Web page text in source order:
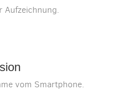
Aufzeichnung.
vom Smartphone.